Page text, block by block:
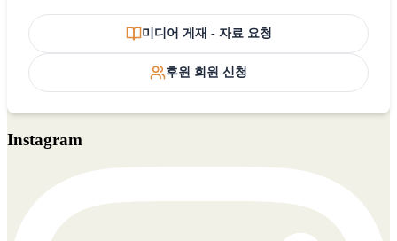
미디어 게재 - 자료 요청
후원 회원 신청
Instagram